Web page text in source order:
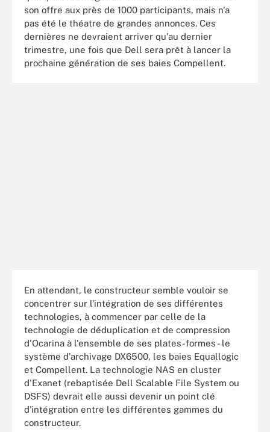
son offre aux près de 1000 participants, mais n'a
pas été le théatre de grandes annonces. Ces
dernières ne devraient arriver qu'au dernier
trimestre, une fois que Dell sera prêt à lancer la
prochaine génération de ses baies Compellent.
En attendant, le constructeur semble vouloir se
concentrer sur l'intégration de ses différentes
technologies, à commencer par celle de la
technologie de déduplication et de compression
d'Ocarina à l'ensemble de ses plates-formes - le
système d'archivage DX6500, les baies Equallogic
et Compellent. La technologie NAS en cluster
d'Exanet (rebaptisée Dell Scalable File System ou
DSFS) devrait elle aussi devenir un point clé
d'intégration entre les différentes gammes du
constructeur.